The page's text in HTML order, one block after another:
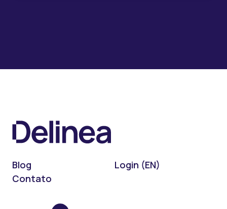
Blog
Login (EN)
Contato